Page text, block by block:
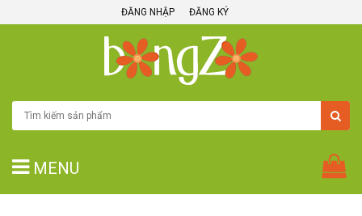
ĐĂNG NHẬP ĐĂNG KÝ
MENU